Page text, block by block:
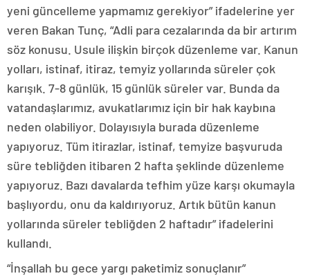
yeni güncelleme yapmamız gerekiyor” ifadelerine yer
veren Bakan Tunç, “Adli para cezalarında da bir artırım
söz konusu. Usule ilişkin birçok düzenleme var. Kanun
yolları, istinaf, itiraz, temyiz yollarında süreler çok
karışık. 7-8 günlük, 15 günlük süreler var. Bunda da
vatandaşlarımız, avukatlarımız için bir hak kaybına
neden olabiliyor. Dolayısıyla burada düzenleme
yapıyoruz. Tüm itirazlar, istinaf, temyize başvuruda
süre tebliğden itibaren 2 hafta şeklinde düzenleme
yapıyoruz. Bazı davalarda tefhim yüze karşı okumayla
başlıyordu, onu da kaldırıyoruz. Artık bütün kanun
yollarında süreler tebliğden 2 haftadır” ifadelerini
kullandı.
“İnşallah bu gece yargı paketimiz sonuçlanır”